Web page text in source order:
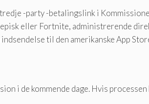
-party -betalingslink i
eller Fortnite, administrerende
til den amerikanske App
i de kommende dage. Hvis